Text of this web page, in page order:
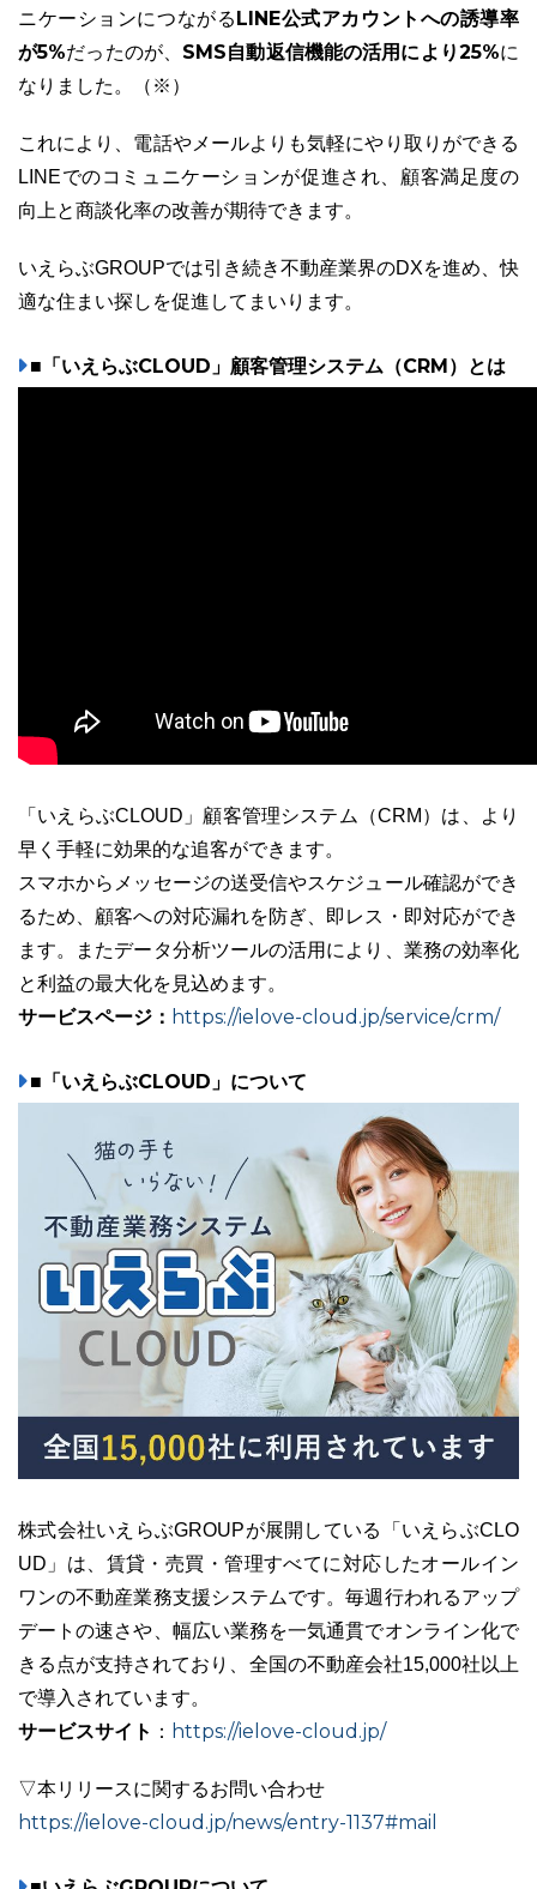
ニケーションにつながる LINE公式アカウントへの誘導率
が5%だったのが、 SMS自動返信機能の活用により25%に
なりました。（※）
これにより、電話やメールよりも気軽にやり取りができる
LINEでのコミュニケーションが促進され、顧客満足度の
向上と商談化率の改善が期待できます。
いえらぶGROUPでは引き続き不動産業界のDXを進め、快
適な住まい探しを促進してまいります。
■「いえらぶCLOUD」顧客管理システム（CRM）とは
「いえらぶCLOUD」顧客管理システム（CRM）は、より
早く手軽に効果的な追客ができます。
スマホからメッセージの送受信やスケジュール確認ができ
るため、顧客への対応漏れを防ぎ、即レス・即対応ができ
ます。またデータ分析ツールの活用により、業務の効率化
と利益の最大化を見込めます。
サービスページ： https://ielove-cloud.jp/service/crm/
■「いえらぶCLOUD」について
株式会社いえらぶGROUPが展開している「いえらぶCLO
UD」は、賃貸・売買・管理すべてに対応したオールイン
ワンの不動産業務支援システムです。毎週行われるアップ
デートの速さや、幅広い業務を一気通貫でオンライン化で
きる点が支持されており、全国の不動産会社15,000社以上
で導入されています。
サービスサイト ： https://ielove-cloud.jp/
▽本リリースに関するお問い合わせ
https://ielove-cloud.jp/news/entry-1137#mail